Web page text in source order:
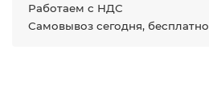
Работаем с НДС
Самовывоз сегодня, бесплатно